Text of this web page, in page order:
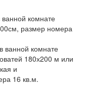
комнате
размер номера
ванной комнате
180х200 м или
и
16 кв.м.